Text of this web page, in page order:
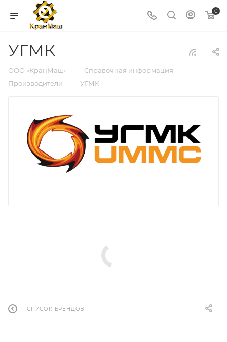
0
УГМК
ООО «КранМаш» — Справочная информация —
Производители — УГМК
СПИСОК БРЕНДОВ